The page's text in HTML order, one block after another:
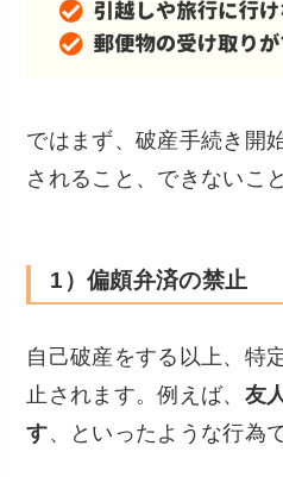
ではまず、破産手続き開
されること、できないこ
1）偏頗弁済の禁止
自己破産をする以上、特
止されます。例えば、 友
す、といったような行為